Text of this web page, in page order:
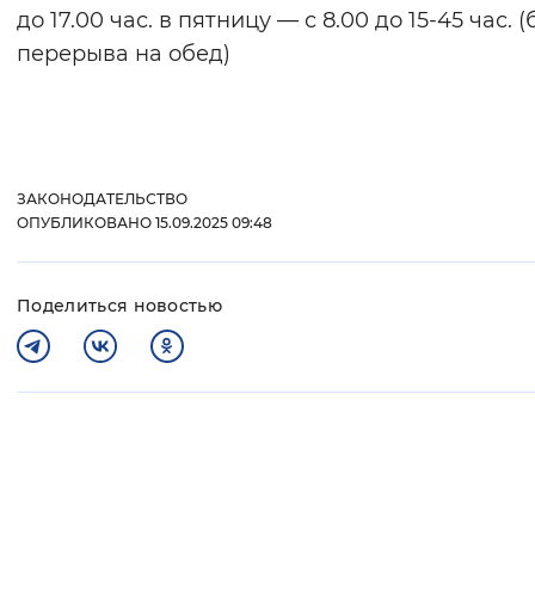
до 17.00 час. в пятницу — с 8.00 до 15-45 час.
перерыва на обед)
ЗАКОНОДАТЕЛЬСТВО
ОПУБЛИКОВАНО 15.09.2025 09:48
Поделиться новостью